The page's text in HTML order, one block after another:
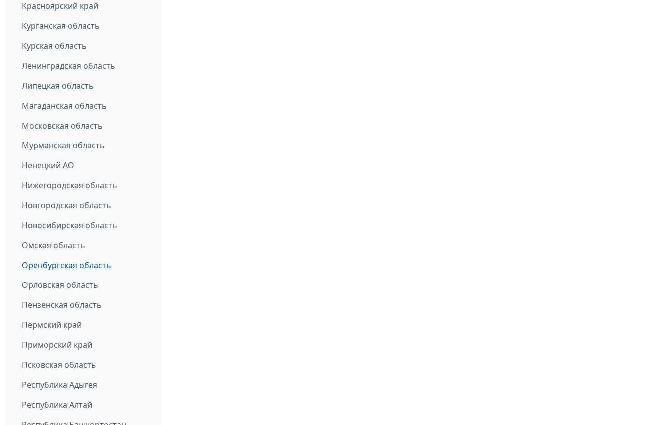
Красноярский край
Курганская область
Курская область
Ленинградская область
Липецкая область
Магаданская область
Московская область
Мурманская область
Ненецкий АО
Нижегородская область
Новгородская область
Новосибирская область
Омская область
Оренбургская область
Орловская область
Пензенская область
Пермский край
Приморский край
Псковская область
Республика Адыгея
Республика Алтай